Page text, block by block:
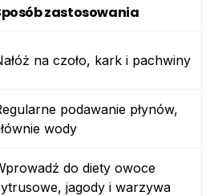
zastosowania
na czoło, kark i pachwiny
podawanie płynów,
wody
do diety owoce
jagody i warzywa